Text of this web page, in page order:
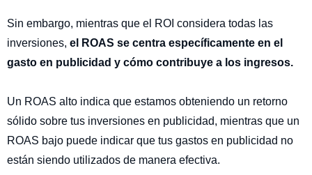
Sin embargo, mientras que el ROI considera todas las
inversiones, el ROAS se centra específicamente en el
gasto en publicidad y cómo contribuye a los ingresos.
Un ROAS alto indica que estamos obteniendo un retorno
sólido sobre tus inversiones en publicidad, mientras que un
ROAS bajo puede indicar que tus gastos en publicidad no
están siendo utilizados de manera efectiva.